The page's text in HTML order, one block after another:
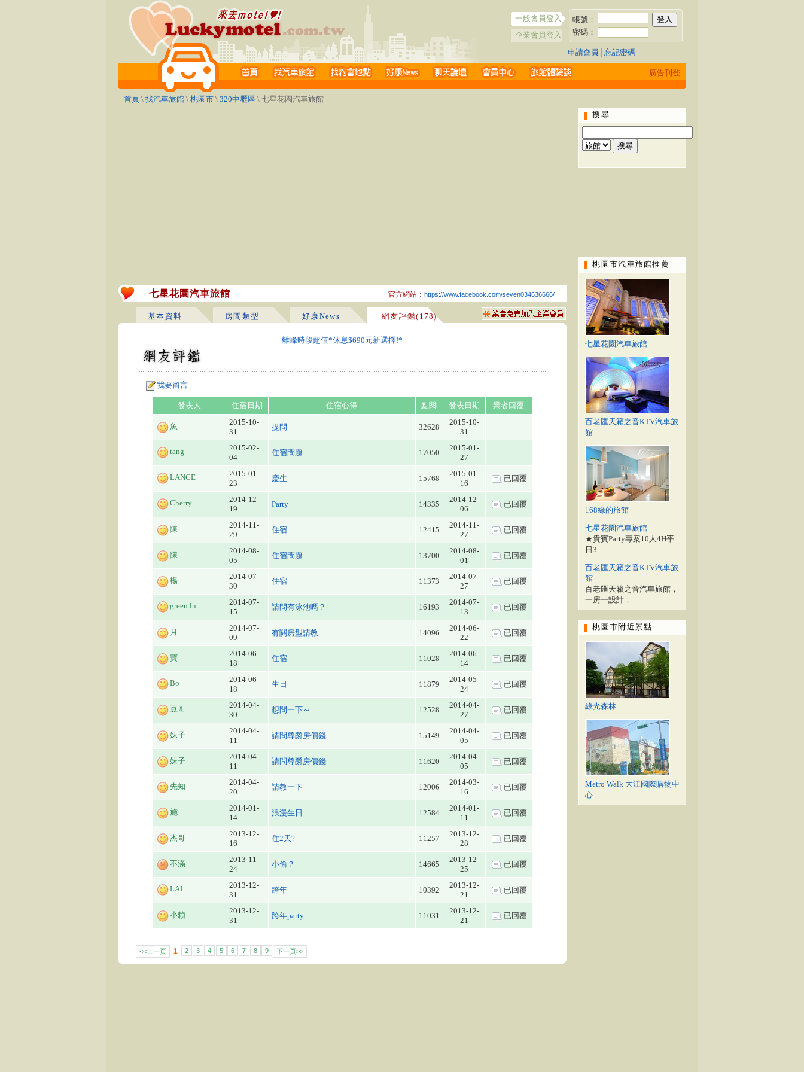
一般會員登入
企業會員登入
帳號：
密碼：
申請會員 忘記密碼
廣告刊登
首頁 \ 找汽車旅館 \ 桃園市 \ 320中壢區 \ 七星花園汽車旅館
七星花園汽車旅館 官方網站： https://www.facebook.com/seven034636666/
基本資料 房間類型 好康News 網友評鑑(178)
離峰時段超值*休息$690元新選擇!*
我要留言
發表人 住宿日期 住宿心得 點閱 發表日期 業者回覆
魚
2015-10-
31
提問 32628
2015-10-
31
tang
2015-02-
04
住宿問題 17050
2015-01-
27
LANCE
2015-01-
23
慶生 15768
2015-01-
16
已回覆
Cherry
2014-12-
19
Party 14335
2014-12-
06
已回覆
陳
2014-11-
29
住宿 12415
2014-11-
27
已回覆
陳
2014-08-
05
住宿問題 13700
2014-08-
01
已回覆
楊
2014-07-
30
住宿 11373
2014-07-
27
已回覆
green lu
2014-07-
15
請問有泳池嗎？ 16193
2014-07-
13
已回覆
月
2014-07-
09
有關房型請教 14096
2014-06-
22
已回覆
寶
2014-06-
18
住宿 11028
2014-06-
14
已回覆
Bo
2014-06-
18
生日 11879
2014-05-
24
已回覆
豆ㄦ
2014-04-
30
想問一下～ 12528
2014-04-
27
已回覆
妹子
2014-04-
11
請問尊爵房價錢 15149
2014-04-
05
已回覆
妹子
2014-04-
11
請問尊爵房價錢 11620
2014-04-
05
已回覆
先知
2014-04-
20
請教一下 12006
2014-03-
16
已回覆
施
2014-01-
14
浪漫生日 12584
2014-01-
11
已回覆
杰哥
2013-12-
16
住2天? 11257
2013-12-
28
已回覆
不滿
2013-11-
24
小偷？ 14665
2013-12-
25
已回覆
LAI
2013-12-
31
跨年 10392
2013-12-
21
已回覆
小賴
2013-12-
31
跨年party 11031
2013-12-
21
已回覆
<<上一頁 1 2 3 4 5 6 7 8 9 下一頁>>
搜尋
桃園市汽車旅館推薦
七星花園汽車旅館
百老匯天籟之音KTV汽車旅
館
168綠的旅館
七星花園汽車旅館
★貴賓Party專案10人4H平
日3
百老匯天籟之音KTV汽車旅
館
百老匯天籟之音汽車旅館，
一房一設計，
桃園市附近景點
綠光森林
Metro Walk 大江國際購物中
心